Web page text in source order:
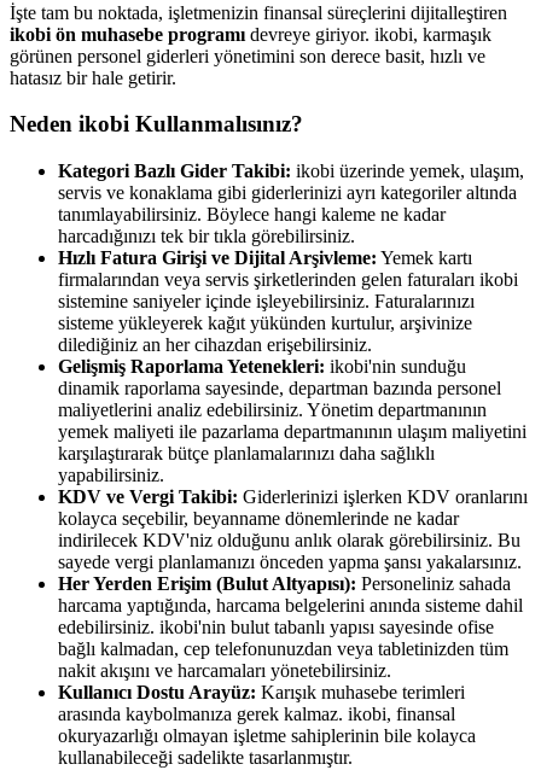
İşte tam bu noktada, işletmenizin finansal süreçlerini dijitalleştiren
ikobi ön muhasebe programı devreye giriyor. ikobi, karmaşık
görünen personel giderleri yönetimini son derece basit, hızlı ve
hatasız bir hale getirir.
Neden ikobi Kullanmalısınız?
Kategori Bazlı Gider Takibi: ikobi üzerinde yemek, ulaşım,
servis ve konaklama gibi giderlerinizi ayrı kategoriler altında
tanımlayabilirsiniz. Böylece hangi kaleme ne kadar
harcadığınızı tek bir tıkla görebilirsiniz.
Hızlı Fatura Girişi ve Dijital Arşivleme: Yemek kartı
firmalarından veya servis şirketlerinden gelen faturaları ikobi
sistemine saniyeler içinde işleyebilirsiniz. Faturalarınızı
sisteme yükleyerek kağıt yükünden kurtulur, arşivinize
dilediğiniz an her cihazdan erişebilirsiniz.
Gelişmiş Raporlama Yetenekleri: ikobi'nin sunduğu
dinamik raporlama sayesinde, departman bazında personel
maliyetlerini analiz edebilirsiniz. Yönetim departmanının
yemek maliyeti ile pazarlama departmanının ulaşım maliyetini
karşılaştırarak bütçe planlamalarınızı daha sağlıklı
yapabilirsiniz.
KDV ve Vergi Takibi: Giderlerinizi işlerken KDV oranlarını
kolayca seçebilir, beyanname dönemlerinde ne kadar
indirilecek KDV'niz olduğunu anlık olarak görebilirsiniz. Bu
sayede vergi planlamanızı önceden yapma şansı yakalarsınız.
Her Yerden Erişim (Bulut Altyapısı): Personeliniz sahada
harcama yaptığında, harcama belgelerini anında sisteme dahil
edebilirsiniz. ikobi'nin bulut tabanlı yapısı sayesinde ofise
bağlı kalmadan, cep telefonunuzdan veya tabletinizden tüm
nakit akışını ve harcamaları yönetebilirsiniz.
Kullanıcı Dostu Arayüz: Karışık muhasebe terimleri
arasında kaybolmanıza gerek kalmaz. ikobi, finansal
okuryazarlığı olmayan işletme sahiplerinin bile kolayca
kullanabileceği sadelikte tasarlanmıştır.